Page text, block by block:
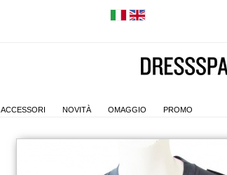
ACCESSORI NOVITÀ OMAGGIO PROMO